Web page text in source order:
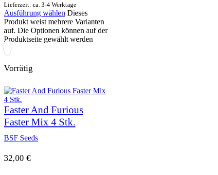
Lieferzeit: ca. 3-4 Werktage
Ausführung wählen Dieses
Produkt weist mehrere Varianten
auf. Die Optionen können auf der
Produktseite gewählt werden
Vorrätig
Faster And Furious
Faster Mix 4 Stk.
BSF Seeds
32,00 €